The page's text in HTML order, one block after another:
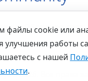
Обратная связь
2026. Все права
файлы cookie или
улучшения работы
с нашей
.